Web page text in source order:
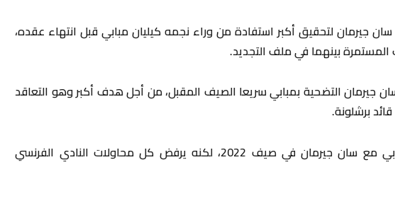
جيرمان لتحقيق أكبر استفادة من وراء نجمه كيليان مبابي قبل انتهاء عقده،
بينهما في ملف التجديد.
جيرمان التضحية بمبابي سريعا الصيف المقبل، من أجل هدف أكبر وهو التعاقد
برشلونة.
وينتهي عقد مبابي مع سان جيرمان في صيف 2022، لكنه يرفض كل محاولات النادي الفرنسي